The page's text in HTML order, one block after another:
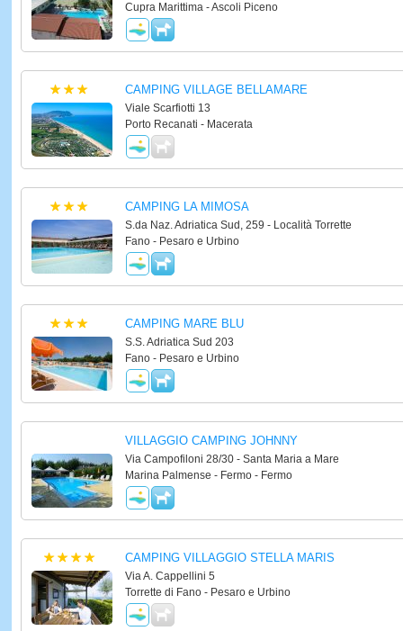
Cupra Marittima - Ascoli Piceno
CAMPING VILLAGE BELLAMARE
Viale Scarfiotti 13
Porto Recanati - Macerata
CAMPING LA MIMOSA
S.da Naz. Adriatica Sud, 259 - Località Torrette
Fano - Pesaro e Urbino
CAMPING MARE BLU
S.S. Adriatica Sud 203
Fano - Pesaro e Urbino
VILLAGGIO CAMPING JOHNNY
Via Campofiloni 28/30 - Santa Maria a Mare
Marina Palmense - Fermo - Fermo
CAMPING VILLAGGIO STELLA MARIS
Via A. Cappellini 5
Torrette di Fano - Pesaro e Urbino